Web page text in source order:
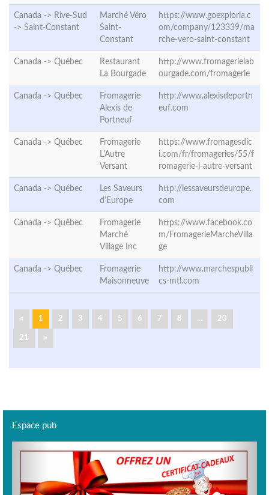
Canada -> Rive-Sud
-> Saint-Constant
Marché Véro
Saint-
Constant
https://www.goexploria.c
om/company/123339/ma
rche-vero-saint-constant
Canada -> Québec
Restaurant
La Bourgade
http://www.fromagerielab
ourgade.com/fromagerie
Canada -> Québec
Fromagerie
Alexis de
Portneuf
http://www.alexisdeportn
euf.com
Canada -> Québec
Fromagerie
L'Autre
Versant
https://www.fromagesdic
i.com/fr/fromageries/55/f
romagerie-l-autre-versant
Canada -> Québec
Les Saveurs
d'Europe
http://lessaveursdeurope.
com
Canada -> Québec
Fromagerie
Marché
Village Inc
https://www.facebook.co
m/FromagerieMarcheVilla
ge
Canada -> Québec
Fromagerie
Maisonneuve
http://www.marchespubli
cs-mtl.com
« 1 2 3 4 5 6 7 8 ... 20
21 »
Espace pub